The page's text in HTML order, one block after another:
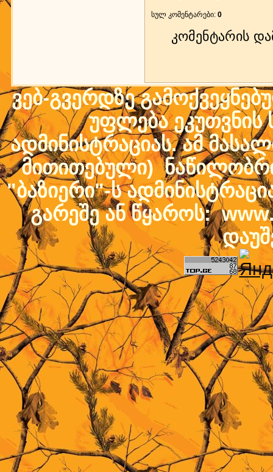
სულ კომენტარები: 0
კომენტარის
ვებ-გვერდზე
უფლება ეკუთვნის
ადმინისტრაციას. ამ
მითითებული)
"ბაზიერი"-ს
გარეშე ან წყაროს: